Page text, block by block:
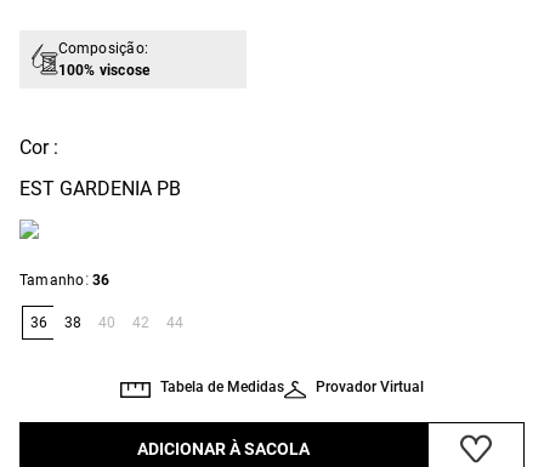
Composição:
100% viscose
Cor :
EST GARDENIA PB
Tamanho: 36
36 38 40 42 44
Provador Virtual
Tabela de Medidas
ADICIONAR À SACOLA
jeans
vestido curto